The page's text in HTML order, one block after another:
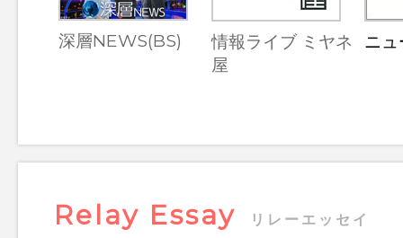
深層NEWS(BS)
情報ライブ ミヤネ
屋
ニ
Relay Essay リレーエッセイ
Relay Essay リレーエッセイ
入社2年目の岩﨑陽です。夏ですね
会人2年目で…(TOPページへ)